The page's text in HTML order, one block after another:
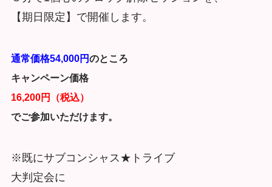
【期日限定】で開催します。
通常価格54,000円のところ
キャンペーン価格
16,200円（税込）
でご参加いただけます。
※既にサブコンシャス★トライブ
大判定会に